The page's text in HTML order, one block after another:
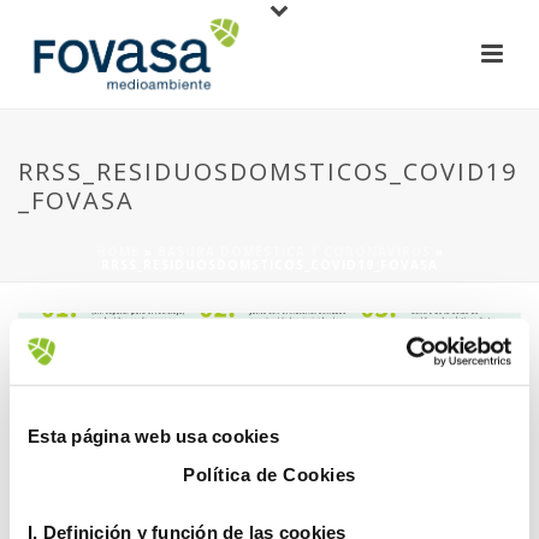
Esta página web usa cookies
Política de Cookies
I. Definición y función de las cookies
RRSS_RESIDUOSDOMSTICOS_COVID19
_FOVASA